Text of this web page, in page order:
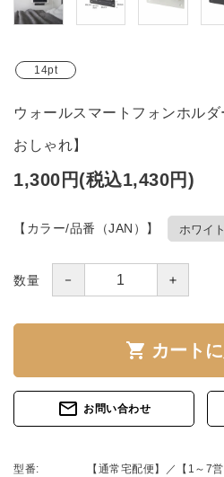
14pt
ウォールスマートフォンホル
おしゃれ】
1,300円(税込1,430円)
【カラー/品番（JAN）】
数量 － ＋
shopping_cart カート
mail_outline お問い合わせ
型番: 【通常宅配便】／【1～7営